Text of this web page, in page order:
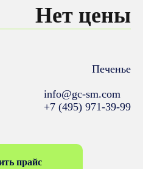
Нет цены
Печенье
info@gc-sm.com
+7 (495) 971-39-99
прайс